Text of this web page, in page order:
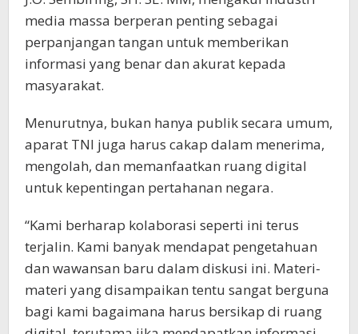
media massa berperan penting sebagai
perpanjangan tangan untuk memberikan
informasi yang benar dan akurat kepada
masyarakat.
Menurutnya, bukan hanya publik secara umum,
aparat TNI juga harus cakap dalam menerima,
mengolah, dan memanfaatkan ruang digital
untuk kepentingan pertahanan negara.
“Kami berharap kolaborasi seperti ini terus
terjalin. Kami banyak mendapat pengetahuan
dan wawansan baru dalam diskusi ini. Materi-
materi yang disampaikan tentu sangat berguna
bagi kami bagaimana harus bersikap di ruang